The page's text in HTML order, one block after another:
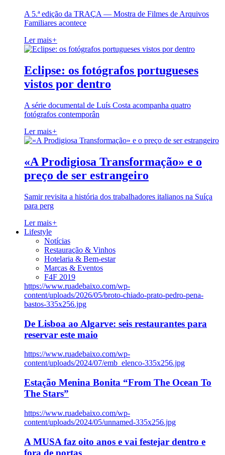
A 5.ª edição da TRAÇA — Mostra de Filmes de Arquivos
Familiares acontece
Ler mais+
Eclipse: os fotógrafos portugueses
vistos por dentro
A série documental de Luís Costa acompanha quatro
fotógrafos contemporân
Ler mais+
«A Prodigiosa Transformação» e o
preço de ser estrangeiro
Samir revisita a história dos trabalhadores italianos na Suíça
para perg
Ler mais+
Lifestyle
Notícias
Restauração & Vinhos
Hotelaria & Bem-estar
Marcas & Eventos
F4F 2019
https://www.ruadebaixo.com/wp-
content/uploads/2026/05/broto-chiado-prato-pedro-pena-
bastos-335x256.jpg
De Lisboa ao Algarve: seis restaurantes para
reservar este maio
https://www.ruadebaixo.com/wp-
content/uploads/2024/07/emb_elenco-335x256.jpg
Estação Menina Bonita “From The Ocean To
The Stars”
https://www.ruadebaixo.com/wp-
content/uploads/2024/05/unnamed-335x256.jpg
A MUSA faz oito anos e vai festejar dentro e
fora de portas